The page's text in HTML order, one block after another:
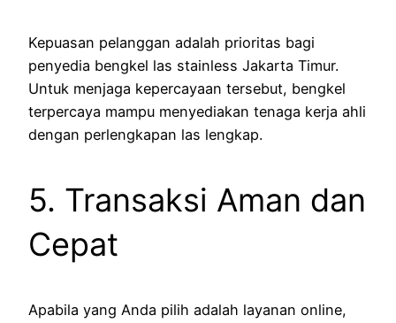
Kepuasan pelanggan adalah prioritas bagi
penyedia bengkel las stainless Jakarta Timur.
Untuk menjaga kepercayaan tersebut, bengkel
terpercaya mampu menyediakan tenaga kerja ahli
dengan perlengkapan las lengkap.
5. Transaksi Aman dan
Cepat
Apabila yang Anda pilih adalah layanan online,